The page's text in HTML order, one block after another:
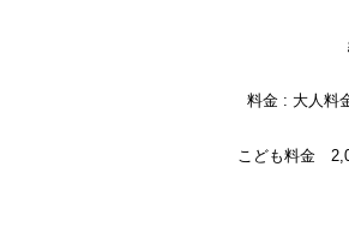
料金 : 大人料
こども料金